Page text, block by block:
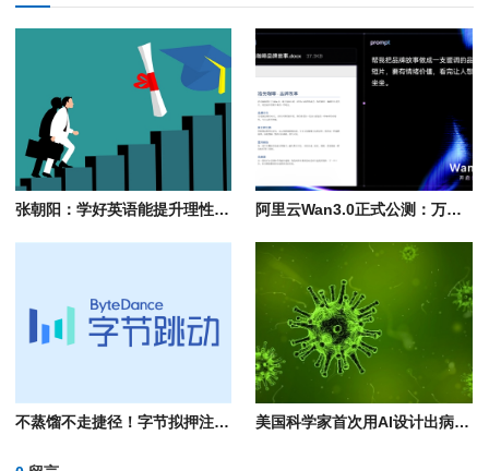
张朝阳：学好英语能提升理性思维 AI无法取代新闻网站因人类要看的是视角 阿里云Wan3.0正式公测：万物皆可生视频！单次可生成30秒
不蒸馏不走捷径！字节拟押注5万亿参数大模型 规模超Kimi K3 美国科学家首次用AI设计出病毒：用于感染细菌 不会对人类构成威胁